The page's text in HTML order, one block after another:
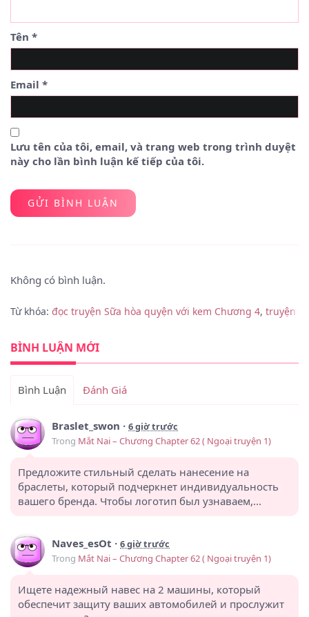
Tên *
Email *
Lưu tên của tôi, email, và trang web trong trình duyệt
này cho lần bình luận kế tiếp của tôi.
Không có bình luận.
Từ khóa: đọc truyện Sữa hòa quyện với kem Chương 4, truyện
BÌNH LUẬN MỚI
Bình Luận Đánh Giá
Braslet_swon · 6 giờ trước
Trong Mắt Nai – Chương Chapter 62 ( Ngoại truyện 1)
Предложите стильный сделать нанесение на
браслеты, который подчеркнет индивидуальность
вашего бренда. Чтобы логотип был узнаваем,...
Naves_esOt · 6 giờ trước
Trong Mắt Nai – Chương Chapter 62 ( Ngoại truyện 1)
Ищете надежный навес на 2 машины, который
обеспечит защиту ваших автомобилей и прослужит